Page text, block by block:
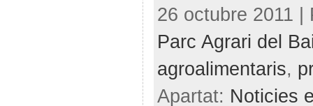
26 octubre 2011
Parc Agrari del
agroalimentaris,
Apartat: Noticies